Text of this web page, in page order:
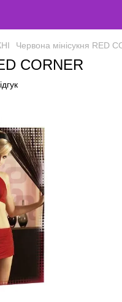
Червона мінісукня RED
CORNER